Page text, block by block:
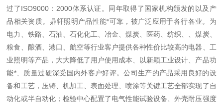
过了ISO9000：2000体系认证。同年取得了国家机构颁发的以及产
品相关资质。鼎轩照明产品性能*可靠，被广泛应用于各行各业。为
电力、铁路、石油、石化化工、冶金、煤炭、医药、纺织、、煤炭、
粮食、酿酒、港口、航空等行业客户提供各种性价比较高的电器、工
业照明等产品，大大降低了用户使用成本、以新颖工业设计、产品功
能*、质量过硬深受国内外客户好评。公司生产的产品采用良好的设
备和工艺，压铸、机加工、表面处理、喷涂等关键工艺全部实现了自
动化或半自动化；检验中心配置了电气性能试验设备、外壳耐压强度